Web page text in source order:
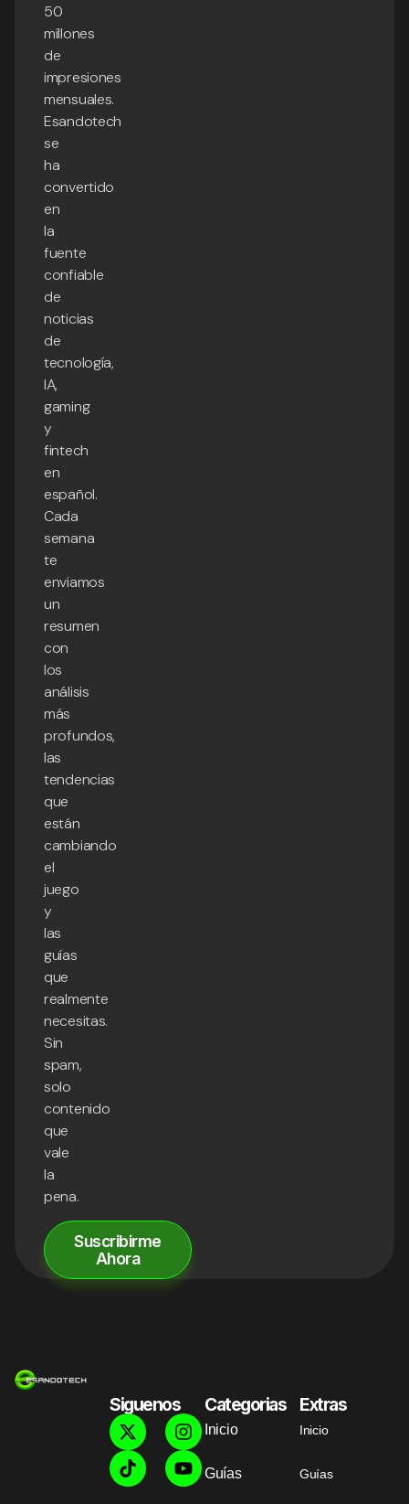
50
millones
de
impresiones
mensuales.
Esandotech
se
ha
convertido
en
la
fuente
confiable
de
noticias
de
tecnología,
IA,
gaming
y
fintech
en
español.
Cada
semana
te
enviamos
un
resumen
con
los
análisis
más
profundos,
las
tendencias
que
están
cambiando
el
juego
y
las
guías
que
realmente
necesitas.
Sin
spam,
solo
contenido
que
vale
la
pena.
Suscribirme
Ahora
Siguenos Categorias
Inicio
Guías
Extras
Inicio
Guías